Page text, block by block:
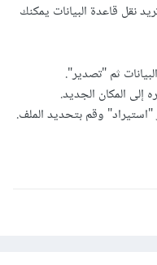
نقل قاعدة البيانات يمكنك
إلى المكان الجديد.